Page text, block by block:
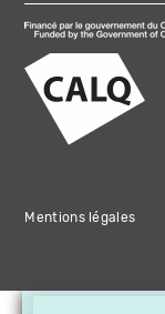
Mentions légales